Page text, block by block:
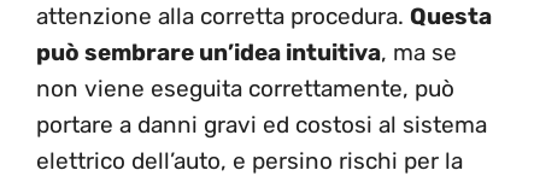
attenzione alla corretta procedura. Questa
può sembrare un’idea intuitiva, ma se
non viene eseguita correttamente, può
portare a danni gravi ed costosi al sistema
elettrico dell’auto, e persino rischi per la